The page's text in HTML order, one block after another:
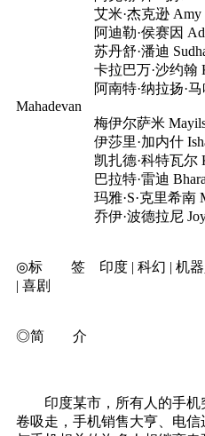
艾米·杰克逊 Amy
阿迪勒·侯赛因 Adil
苏丹舒·潘迪
卡拉巴万·沙约翰
阿南特·纳拉扬·马哈德
Mahadevan
梅伊尔萨米
伊莎里·加内什 Ishari
凯扎德·科特瓦尔
巴拉特·雷迪 Bharath
玛雅·S·克里希南
乔伊·波德拉尼 Joy
◎标 签 印度 | 科幻 | 机器人
| 喜剧
◎简 介
印度某市，所有人的手机
卷吸走，手机销售大亨、电